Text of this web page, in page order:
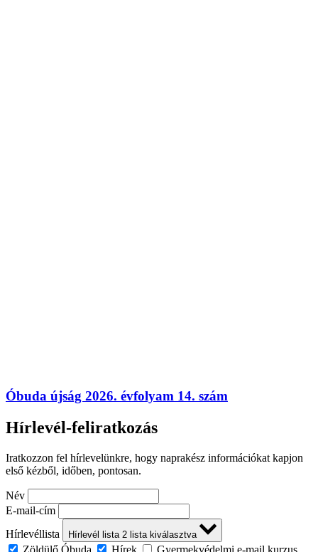
Óbuda újság 2026. évfolyam 14. szám
Hírlevél-feliratkozás
Iratkozzon fel hírlevelünkre, hogy naprakész információkat kapjon
első kézből, időben, pontosan.
Név
E-mail-cím
Hírlevéllista
Hírlevél lista 2 lista kiválasztva